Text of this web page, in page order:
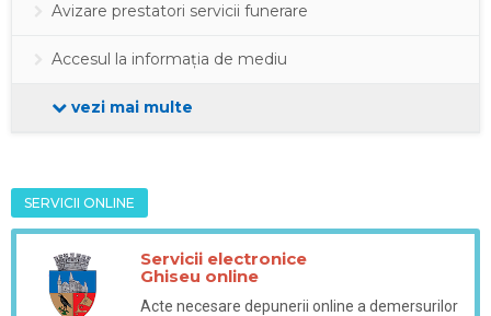
Avizare prestatori servicii funerare
Accesul la informația de mediu
vezi mai multe
SERVICII ONLINE
Servicii electronice
Ghiseu online
Acte necesare depunerii online a demersurilor